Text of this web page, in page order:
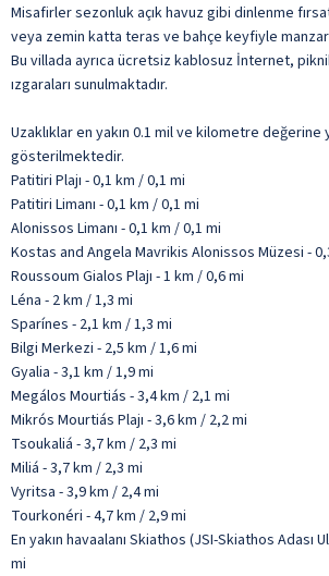
Misafirler sezonluk açık havuz gibi dinlenme
veya zemin katta teras ve bahçe keyfiyle
Bu villada ayrıca ücretsiz kablosuz İnternet,
ızgaraları sunulmaktadır.
Uzaklıklar en yakın 0.1 mil ve kilometre değerine
gösterilmektedir.
Patitiri Plajı - 0,1 km / 0,1 mi
Patitiri Limanı - 0,1 km / 0,1 mi
Alonissos Limanı - 0,1 km / 0,1 mi
Kostas and Angela Mavrikis Alonissos Müzesi -
Roussoum Gialos Plajı - 1 km / 0,6 mi
Léna - 2 km / 1,3 mi
Sparínes - 2,1 km / 1,3 mi
Bilgi Merkezi - 2,5 km / 1,6 mi
Gyalia - 3,1 km / 1,9 mi
Megálos Mourtiás - 3,4 km / 2,1 mi
Mikrós Mourtiás Plajı - 3,6 km / 2,2 mi
Tsoukaliá - 3,7 km / 2,3 mi
Miliá - 3,7 km / 2,3 mi
Vyritsa - 3,9 km / 2,4 mi
Tourkonéri - 4,7 km / 2,9 mi
En yakın havaalanı Skiathos (JSI-Skiathos Adası
mi